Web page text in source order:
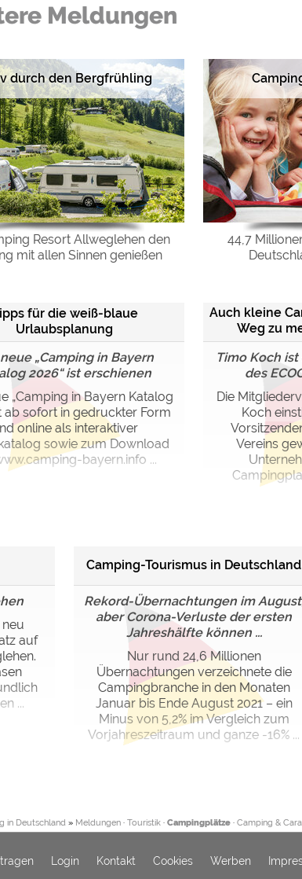
Meldungen
durch den Bergfrühling
Resort Allweglehen den
mit allen Sinnen genießen
44,7
für die weiß-blaue
Urlaubsplanung
„Camping in Bayern
2026“ ist erschienen
„Camping in Bayern Katalog
ab sofort in gedruckter Form
online als interaktiver
sowie zum Download
bayern.info ...
Auch kleine
Weg zu
Timo Koch
des
Die
Koch
Vereins
auf
...
Camping-Tourismus in Deutschland
Rekord-Übernachtungen im
aber Corona-Verluste der ersten
Jahreshälfte können ...
Nur rund 24,6 Millionen
Übernachtungen verzeichnete die
Campingbranche in den Monaten
Januar bis Ende August 2021 – ein
Minus von 5,2% im Vergleich zum
Vorjahreszeitraum und ganze -16% ...
in Deutschland» Meldungen· Touristik· Campingplätze· Camping &
Login Kontakt Cookies Werben